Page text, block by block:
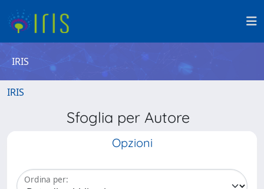
IRIS
IRIS
Sfoglia per Autore
Opzioni
Ordina per: